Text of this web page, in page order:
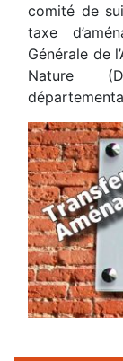
comité de
taxe
Générale de
Nature